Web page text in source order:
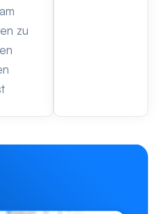
zu